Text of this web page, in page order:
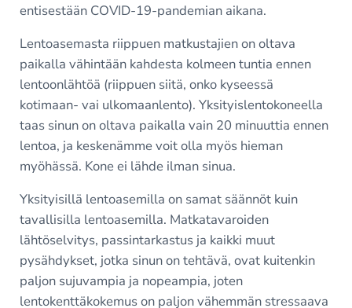
entisestään COVID-19-pandemian aikana.
Lentoasemasta riippuen matkustajien on oltava
paikalla vähintään kahdesta kolmeen tuntia ennen
lentoonlähtöä (riippuen siitä, onko kyseessä
kotimaan- vai ulkomaanlento). Yksityislentokoneella
taas sinun on oltava paikalla vain 20 minuuttia ennen
lentoa, ja keskenämme voit olla myös hieman
myöhässä. Kone ei lähde ilman sinua.
Yksityisillä lentoasemilla on samat säännöt kuin
tavallisilla lentoasemilla. Matkatavaroiden
lähtöselvitys, passintarkastus ja kaikki muut
pysähdykset, jotka sinun on tehtävä, ovat kuitenkin
paljon sujuvampia ja nopeampia, joten
lentokenttäkokemus on paljon vähemmän stressaava